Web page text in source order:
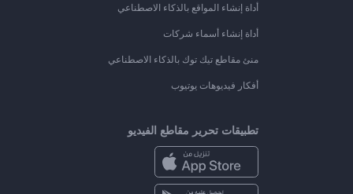
أداة إنشاء المواقع بالذكاء الاصطناعي
أداة إنشاء أسماء شركات
منئ مقاطع تيك توك بالذكاء الاصطناعي
أفكار فيديوهات يوتيوب
تطبيقات تحرير مقاطع الفيديو